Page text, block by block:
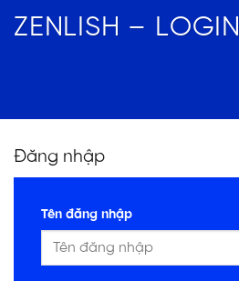
ZENLISH – LOGIN
Đăng nhập
Tên đăng nhập